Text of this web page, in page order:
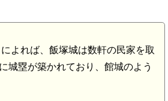
によれば、飯塚城は数軒の民家を取
城塁が築かれており、館城のよう